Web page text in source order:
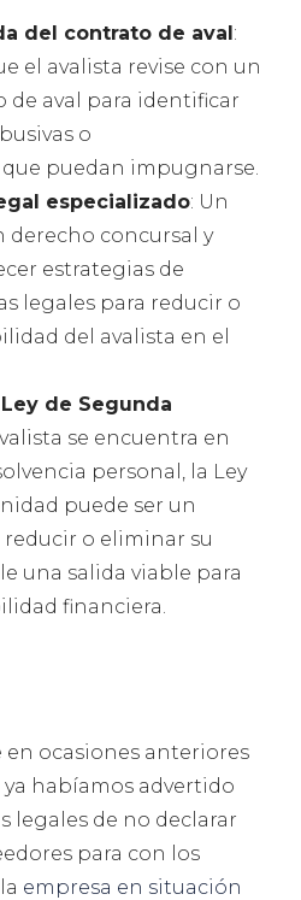
del contrato de aval:
el avalista revise con un
aval para identificar
o
puedan impugnarse.
especializado: Un
derecho concursal y
estrategias de
legales para reducir o
del avalista en el
de Segunda
se encuentra en
personal, la Ley
puede ser un
reducir o eliminar su
una salida viable para
financiera.
en ocasiones anteriores
habíamos advertido
legales de no declarar
para con los
empresa en situación